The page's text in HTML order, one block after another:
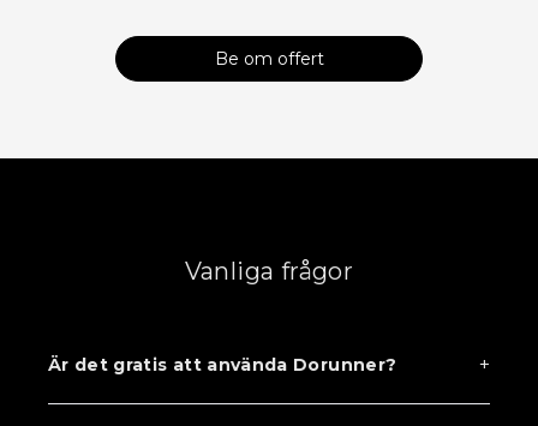
Be om offert
Vanliga frågor
Är det gratis att använda Dorunner? +